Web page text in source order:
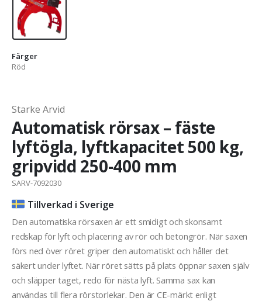
Färger
Röd
Starke Arvid
Automatisk rörsax – fäste
lyftögla, lyftkapacitet 500 kg,
gripvidd 250-400 mm
SARV-7092030
Tillverkad i Sverige
Den automatiska rörsaxen är ett smidigt och skonsamt
redskap för lyft och placering av rör och betongrör. När saxen
förs ned över röret griper den automatiskt och håller det
säkert under lyftet. När röret sätts på plats öppnar saxen själv
och släpper taget, redo för nästa lyft. Samma sax kan
användas till flera rörstorlekar. Den är CE-märkt enligt